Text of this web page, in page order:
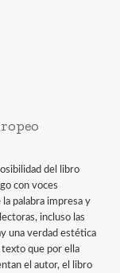
del libro
con voces
palabra impresa y
incluso las
una verdad estética
texto que por ella
el autor, el libro